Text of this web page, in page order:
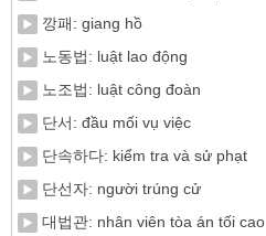
깡패: giang hồ
노동법: luật lao động
노조법: luật công đoàn
단서: đầu mối vụ việc
단속하다: kiểm tra và sử phạt
단선자: người trúng cử
대법관: nhân viên tòa án tối cao